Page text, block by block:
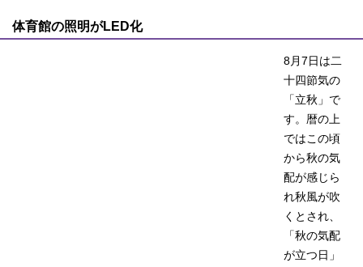
体育館の照明がLED化
8月7日は二
十四節気の
「立秋」で
す。暦の上
ではこの頃
から秋の気
配が感じら
れ秋風が吹
くとされ、
「秋の気配
が立つ日」